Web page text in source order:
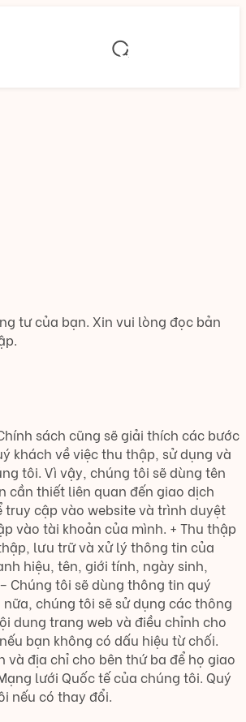
tư của bạn. Xin vui lòng đọc bản
sách cũng sẽ giải thích các bước
khách về việc thu thập, sử dụng và
tôi. Vì vậy, chúng tôi sẽ dùng tên
cần thiết liên quan đến giao dịch
cập vào website và trình duyệt
vào tài khoản của mình. + Thu thập
lưu trữ và xử lý thông tin của
hiệu, tên, giới tính, ngày sinh,
Chúng tôi sẽ dùng thông tin quý
chúng tôi sẽ sử dụng các thông
dung trang web và điều chỉnh cho
bạn không có dấu hiệu từ chối.
địa chỉ cho bên thứ ba để họ giao
lưới Quốc tế của chúng tôi. Quý
nếu có thay đổi.